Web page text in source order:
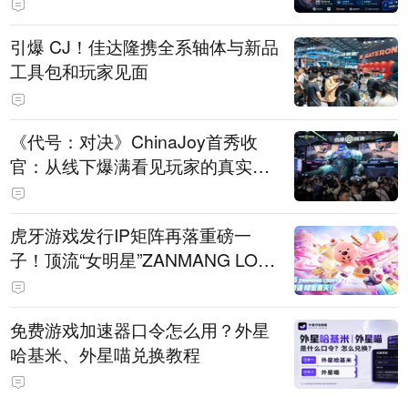
引爆 CJ！佳达隆携全系轴体与新品
工具包和玩家见面
《代号：对决》ChinaJoy首秀收
官：从线下爆满看见玩家的真实期
待
虎牙游戏发行IP矩阵再落重磅一
子！顶流“女明星”ZANMANG LOO
PY 正版3D消除手游《消消奇遇》
惊喜曝光
免费游戏加速器口令怎么用？外星
哈基米、外星喵兑换教程